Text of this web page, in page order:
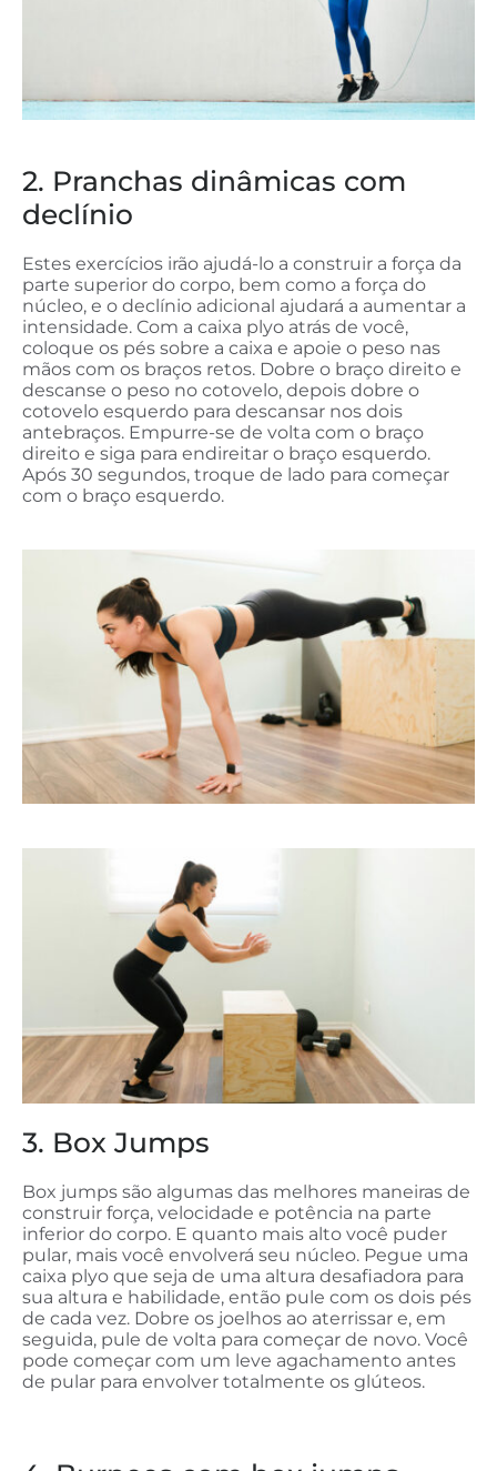
2. Pranchas dinâmicas com
declínio
Estes exercícios irão ajudá-lo a construir a força da
parte superior do corpo, bem como a força do
núcleo, e o declínio adicional ajudará a aumentar a
intensidade. Com a caixa plyo atrás de você,
coloque os pés sobre a caixa e apoie o peso nas
mãos com os braços retos. Dobre o braço direito e
descanse o peso no cotovelo, depois dobre o
cotovelo esquerdo para descansar nos dois
antebraços. Empurre-se de volta com o braço
direito e siga para endireitar o braço esquerdo.
Após 30 segundos, troque de lado para começar
com o braço esquerdo.
3. Box Jumps
Box jumps são algumas das melhores maneiras de
construir força, velocidade e potência na parte
inferior do corpo. E quanto mais alto você puder
pular, mais você envolverá seu núcleo. Pegue uma
caixa plyo que seja de uma altura desafiadora para
sua altura e habilidade, então pule com os dois pés
de cada vez. Dobre os joelhos ao aterrissar e, em
seguida, pule de volta para começar de novo. Você
pode começar com um leve agachamento antes
de pular para envolver totalmente os glúteos.